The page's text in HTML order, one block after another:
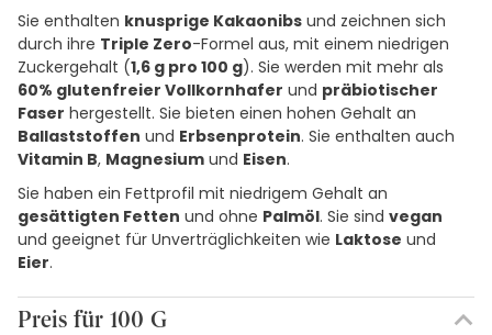
Sie enthalten knusprige Kakaonibs und zeichnen sich
durch ihre Triple Zero-Formel aus, mit einem niedrigen
Zuckergehalt (1,6 g pro 100 g). Sie werden mit mehr als
60% glutenfreier Vollkornhafer und präbiotischer
Faser hergestellt. Sie bieten einen hohen Gehalt an
Ballaststoffen und Erbsenprotein. Sie enthalten auch
Vitamin B, Magnesium und Eisen.
Sie haben ein Fettprofil mit niedrigem Gehalt an
gesättigten Fetten und ohne Palmöl. Sie sind vegan
und geeignet für Unverträglichkeiten wie Laktose und
Eier.
Preis für 100 G